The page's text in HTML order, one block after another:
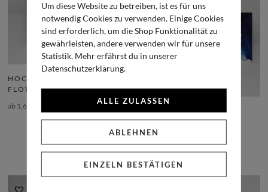
HOCHZEITSEINLADUNG
FLOWER
ab 1,61
HOCHZEITSEINLADUNG
AQUARELL
ab1,61
Um diese Website zu betreiben, ist es für uns
notwendig Cookies zu verwenden. Einige Cookies
sind erforderlich, um die Shop Funktionalität zu
gewährleisten, andere verwenden wir für unsere
Statistik. Mehr erfährst du in unserer
Datenschutzerklärung.
ALLE ZULASSEN
ABLEHNEN
EINZELN BESTÄTIGEN